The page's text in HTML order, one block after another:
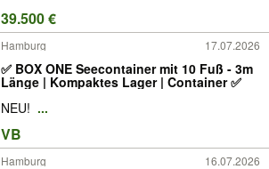
39.500 €
Hamburg 17.07.2026
✅ BOX ONE Seecontainer mit 10 Fuß - 3m
Länge | Kompaktes Lager | Container ✅
NEU! ...
VB
Hamburg 16.07.2026